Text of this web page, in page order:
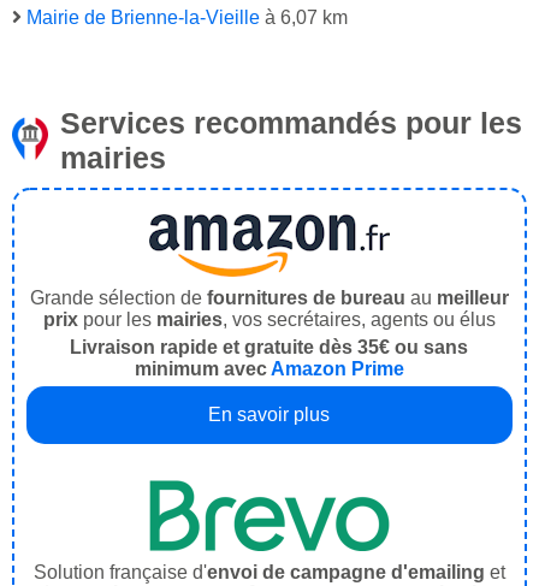
Mairie de Brienne-la-Vieille à 6,07 km
Services recommandés pour les
mairies
Grande sélection de fournitures de bureau au meilleur
prix pour les mairies, vos secrétaires, agents ou élus
Livraison rapide et gratuite dès 35€ ou sans
minimum avecAmazon Prime
En savoir plus
Solution française d'envoi de campagne d'emailing et